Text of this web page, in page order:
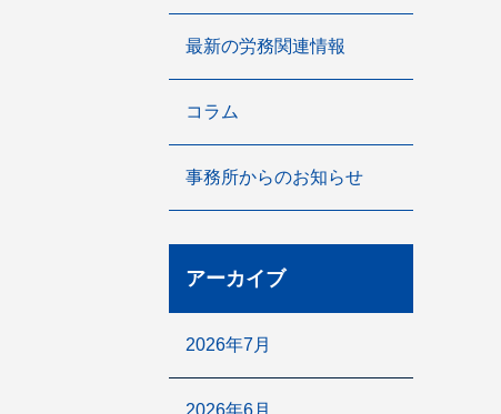
最新の労務関連情報
コラム
事務所からのお知らせ
アーカイブ
2026年7月
2026年6月